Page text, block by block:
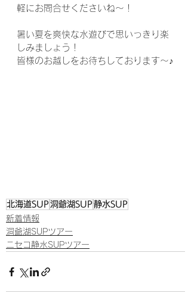
軽にお問合せくださいね～！
暑い夏を爽快な水遊びで思いっきり楽
しみましょう！
皆様のお越しをお待ちしております～♪
北海道SUP洞爺湖SUP静水SUP
新着情報
洞爺湖SUPツアー
ニセコ静水SUPツアー